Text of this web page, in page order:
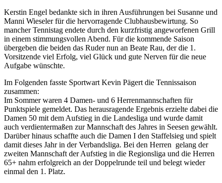
Kerstin Engel bedankte sich in ihren Ausführungen bei Susanne und
Manni Wieseler für die hervorragende Clubhausbewirtung. So
mancher Tennistag endete durch den kurzfristig angeworfenen Grill
in einem stimmungsvollen Abend. Für die kommende Saison
übergeben die beiden das Ruder nun an Beate Rau, der die 1.
Vorsitzende viel Erfolg, viel Glück und gute Nerven für die neue
Aufgabe wünschte.
Im Folgenden fasste Sportwart Kevin Pägert die Tennissaison
zusammen:
Im Sommer waren 4 Damen- und 6 Herrenmannschaften für
Punktspiele gemeldet. Das herausragende Ergebnis erzielte dabei die
Damen 50 mit dem Aufstieg in die Landesliga und wurde damit
auch verdientermaßen zur Mannschaft des Jahres in Seesen gewählt.
Darüber hinaus schaffte auch die Damen I den Staffelsieg und spielt
damit dieses Jahr in der Verbandsliga. Bei den Herren gelang der
zweiten Mannschaft der Aufstieg in die Regionsliga und die Herren
65+ nahm erfolgreich an der Doppelrunde teil und belegt wieder
einmal den 1. Platz.